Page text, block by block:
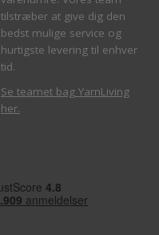
tilstræber at give dig den
bedst mulige service og
hurtigste levering til enhver
tid.
Se teamet bag YarnLiving
her.